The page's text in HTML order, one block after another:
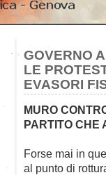
GOVERNO
LE
EVASORI
MURO
PARTITO CHE
Forse mai in
al punto di